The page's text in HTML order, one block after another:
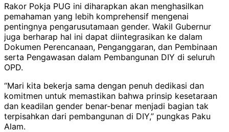
Rakor Pokja PUG ini diharapkan akan menghasilkan
pemahaman yang lebih komprehensif mengenai
pentingnya pengarusutamaan gender. Wakil Gubernur
juga berharap hal ini dapat diintegrasikan ke dalam
Dokumen Perencanaan, Penganggaran, dan Pembinaan
serta Pengawasan dalam Pembangunan DIY di seluruh
OPD.
“Mari kita bekerja sama dengan penuh dedikasi dan
komitmen untuk memastikan bahwa prinsip kesetaraan
dan keadilan gender benar-benar menjadi bagian tak
terpisahkan dari pembangunan di DIY,” pungkas Paku
Alam.